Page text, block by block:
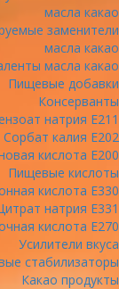
масла какао
заменители
масла какао
масла какао
Пищевые добавки
Консерванты
натрия Е211
Сорбат калия Е202
кислота Е200
Пищевые кислоты
кислота Е330
натрия E331
кислота Е270
Усилители вкуса
стабилизаторы
Какао продукты